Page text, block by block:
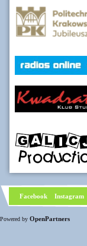
Facebook Instagram
Powered by OpenPartners